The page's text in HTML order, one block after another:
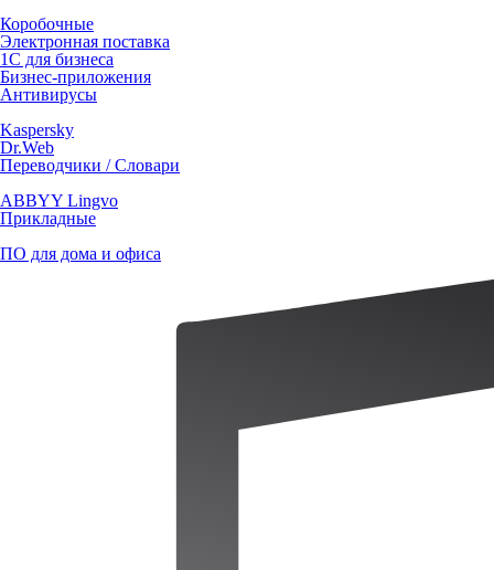
Коробочные
Электронная поставка
1С для бизнеса
Бизнес-приложения
Антивирусы
Kaspersky
Dr.Web
Переводчики / Словари
ABBYY Lingvo
Прикладные
ПО для дома и офиса